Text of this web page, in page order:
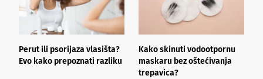
Perut ili psorijaza vlasišta?
Evo kako prepoznati razliku
Kako skinuti vodootpornu
maskaru bez oštećivanja
trepavica?